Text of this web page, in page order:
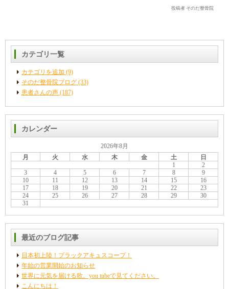
投稿者 そのだ整骨院
カテゴリ一覧
カテゴリを追加 (9)
そのだ整骨院ブログ (33)
患者さんの声 (187)
カレンダー
2026年8月
月
火 水 木 金 土
日
1
2
3
4 5 6 7 8
9
10
11 12 13 14 15
16
17
18 19 20 21 22
23
24
25 26 27 28 29
30
31
最近のブログ記事
日本初上陸！ブラックアキュスコープ！
年始の営業開始のお知らせ
世界に元気を届ける歌。you tubeで見てください。
こんにちは！